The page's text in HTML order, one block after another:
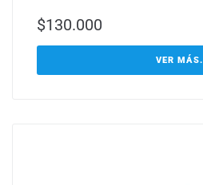
$130.000
VER MÁS.